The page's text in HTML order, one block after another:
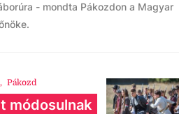
- mondta Pákozdon a Magyar
, Pákozd
módosulnak